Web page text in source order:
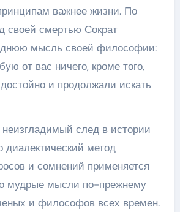
важнее жизни. По
своей смертью Сократ
мысль своей философии:
от вас ничего, кроме того,
и продолжали искать
неизгладимый след в истории
метод
и сомнений применяется
мудрые мысли по-прежнему
и философов всех времен.